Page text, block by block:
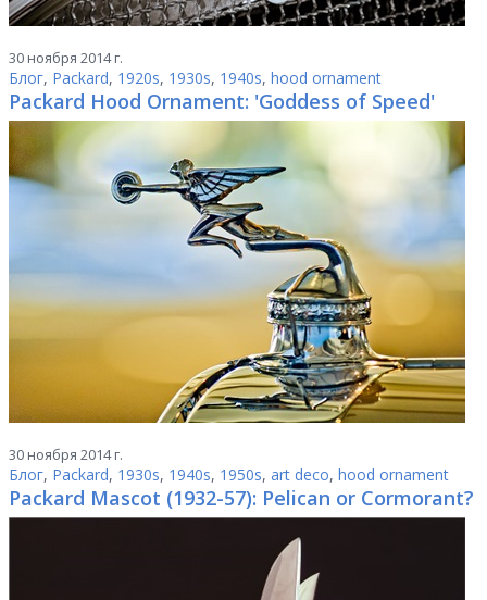
30 ноября 2014 г.
Блог, Packard, 1920s, 1930s, 1940s, hood ornament
Packard Hood Ornament: 'Goddess of Speed'
30 ноября 2014 г.
Блог, Packard, 1930s, 1940s, 1950s, art deco, hood ornament
Packard Mascot (1932-57): Pelican or Cormorant?